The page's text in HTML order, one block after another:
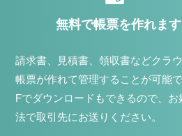
無料で帳票を作れます
請求書、見積書、領収書などクラ
帳票が作れて管理することが可能
Fでダウンロードもできるので、お
法で取引先にお送りください。